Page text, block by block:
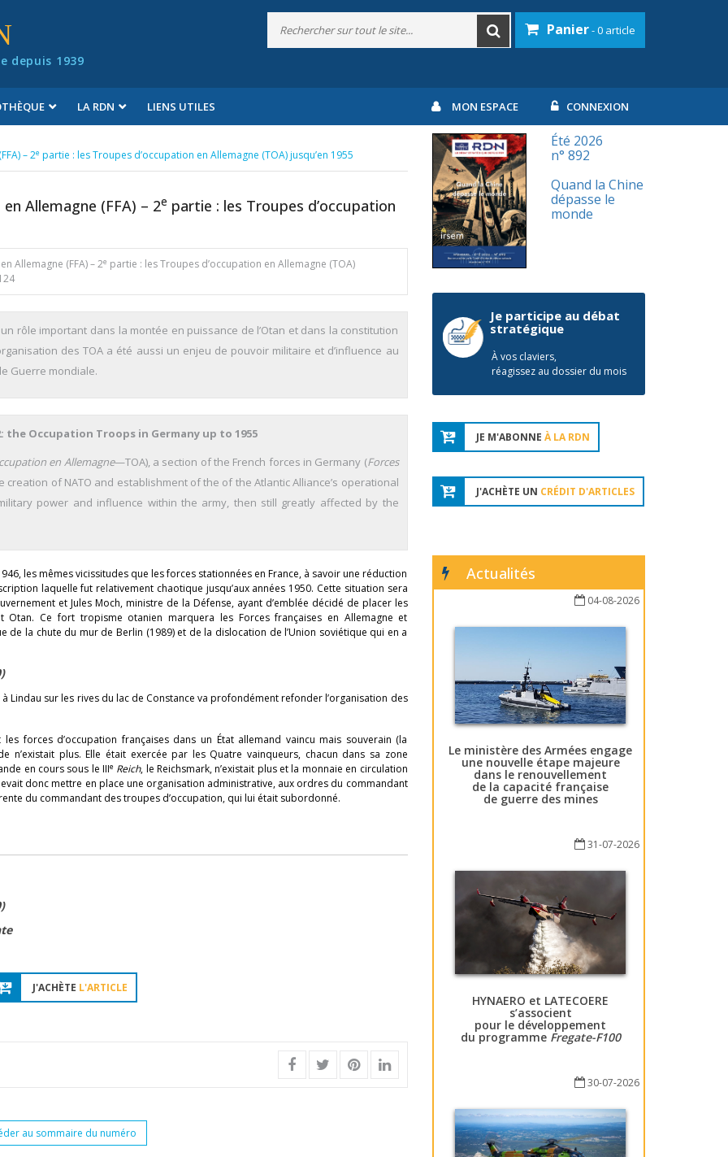
depuis 1939
Panier- 0 article
LA RDN LIENS UTILES MON ESPACE CONNEXION
– 2e partie : les Troupes d’occupation en Allemagne (TOA) jusqu’en 1955
Allemagne (FFA) – 2e partie : les Troupes d’occupation
Allemagne (FFA) – 2e partie : les Troupes d’occupation en Allemagne (TOA)
rôle important dans la montée en puissance de l’Otan et dans la constitution
des TOA a été aussi un enjeu de pouvoir militaire et d’influence au
Guerre mondiale.
the Occupation Troops in Germany up to 1955
en Allemagne—TOA), a section of the French forces in Germany (Forces
creation of NATO and establishment of the of the Atlantic Alliance’s operational
power and influence within the army, then still greatly affected by the
les mêmes vicissitudes que les forces stationnées en France, à savoir une réduction
laquelle fut relativement chaotique jusqu’aux années 1950. Cette situation sera
et Jules Moch, ministre de la Défense, ayant d’emblée décidé de placer les
Otan. Ce fort tropisme otanien marquera les Forces françaises en Allemagne et
de la chute du mur de Berlin (1989) et de la dislocation de l’Union soviétique qui en a
Lindau sur les rives du lac de Constance va profondément refonder l’organisation des
forces d’occupation françaises dans un État allemand vaincu mais souverain (la
n’existait plus. Elle était exercée par les Quatre vainqueurs, chacun dans sa zone
en cours sous le IIIe Reich, le Reichsmark, n’existait plus et la monnaie en circulation
donc mettre en place une organisation administrative, aux ordres du commandant
du commandant des troupes d’occupation, qui lui était subordonné.
J'ACHÈTE L'ARTICLE
au sommaire du numéro
Été 2026
n° 892
Quand la Chine
dépasse le
monde
Je participe au débat
stratégique
À vos claviers,
réagissez au dossier du mois
JE M'ABONNE À LA RDN
J'ACHÈTE UN CRÉDIT D'ARTICLES
Actualités
04-08-2026
Le ministère des Armées engage
une nouvelle étape majeure
dans le renouvellement
de la capacité française
de guerre des mines
31-07-2026
HYNAERO et LATECOERE
s’associent
pour le développement
du programme Fregate-F100
30-07-2026